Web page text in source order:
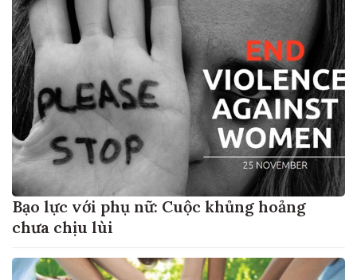
Bạo lực với phụ nữ: Cuộc khủng hoảng
chưa chịu lùi